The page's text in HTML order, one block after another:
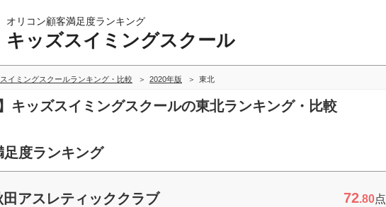
オリコン顧客満足度ランキング
キッズスイミングスクール
イミングスクールランキング・比較 2020年版 東北
】キッズスイミングスクールの東北ランキング・比較
足度ランキング
田アスレティッククラブ 72.80点